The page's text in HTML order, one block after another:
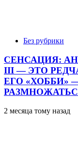
Без рубрики
СЕНСАЦИЯ:
III — ЭТО
ЕГО «ХОББИ»
2 месяца тому назад